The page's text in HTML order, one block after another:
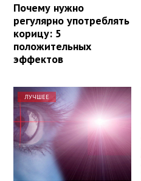
Почему нужно
регулярно употреблять
корицу: 5
положительных
эффектов
ЛУЧШЕЕ